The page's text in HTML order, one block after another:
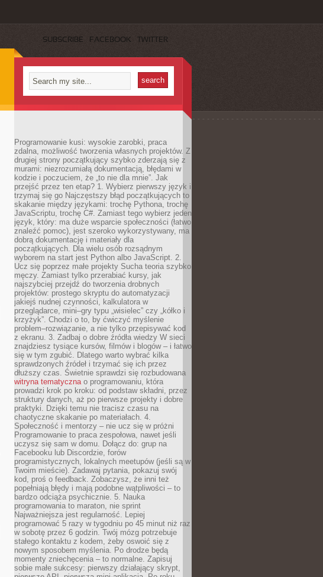
SUBSCRIBE FACEBOOK TWITTER
Programowanie kusi: wysokie zarobki, praca
zdalna, możliwość tworzenia własnych projektów. Z
drugiej strony początkujący szybko zderzają się z
murami: niezrozumiałą dokumentacją, błędami w
kodzie i poczuciem, że „to nie dla mnie”. Jak
przejść przez ten etap? 1. Wybierz pierwszy język i
trzymaj się go Najczęstszy błąd początkujących to
skakanie między językami: trochę Pythona, trochę
JavaScriptu, trochę C#. Zamiast tego wybierz jeden
język, który: ma duże wsparcie społeczności (łatwo
znaleźć pomoc), jest szeroko wykorzystywany, ma
dobrą dokumentację i materiały dla
początkujących. Dla wielu osób rozsądnym
wyborem na start jest Python albo JavaScript. 2.
Ucz się poprzez małe projekty Sucha teoria szybko
męczy. Zamiast tylko przerabiać kursy, jak
najszybciej przejdź do tworzenia drobnych
projektów: prostego skryptu do automatyzacji
jakiejś nudnej czynności, kalkulatora w
przeglądarce, mini–gry typu „wisielec” czy „kółko i
krzyżyk”. Chodzi o to, by ćwiczyć myślenie
problem–rozwiązanie, a nie tylko przepisywać kod
z ekranu. 3. Zadbaj o dobre źródła wiedzy W sieci
znajdziesz tysiące kursów, filmów i blogów – i łatwo
się w tym zgubić. Dlatego warto wybrać kilka
sprawdzonych źródeł i trzymać się ich przez
dłuższy czas. Świetnie sprawdzi się rozbudowana
witryna tematycznao programowaniu, która
prowadzi krok po kroku: od podstaw składni, przez
struktury danych, aż po pierwsze projekty i dobre
praktyki. Dzięki temu nie tracisz czasu na
chaotyczne skakanie po materiałach. 4.
Społeczność i mentorzy – nie ucz się w próżni
Programowanie to praca zespołowa, nawet jeśli
uczysz się sam w domu. Dołącz do: grup na
Facebooku lub Discordzie, forów
programistycznych, lokalnych meetupów (jeśli są w
Twoim mieście). Zadawaj pytania, pokazuj swój
kod, proś o feedback. Zobaczysz, że inni też
popełniają błędy i mają podobne wątpliwości – to
bardzo odciąża psychicznie. 5. Nauka
programowania to maraton, nie sprint
Najważniejsza jest regularność. Lepiej
programować 5 razy w tygodniu po 45 minut niż raz
w sobotę przez 6 godzin. Twój mózg potrzebuje
stałego kontaktu z kodem, żeby oswoić się z
nowym sposobem myślenia. Po drodze będą
momenty zniechęcenia – to normalne. Zapisuj
sobie małe sukcesy: pierwszy działający skrypt,